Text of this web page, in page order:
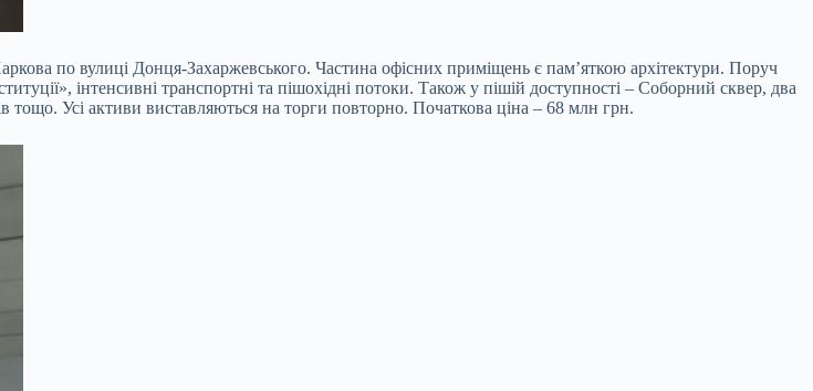
по вулиці Донця-Захаржевського. Частина офісних приміщень є пам’яткою архітектури. Поруч
інтенсивні транспортні та пішохідні потоки. Також у пішій доступності – Соборний сквер, два
тощо. Усі активи виставляються на торги повторно. Початкова ціна – 68 млн грн.